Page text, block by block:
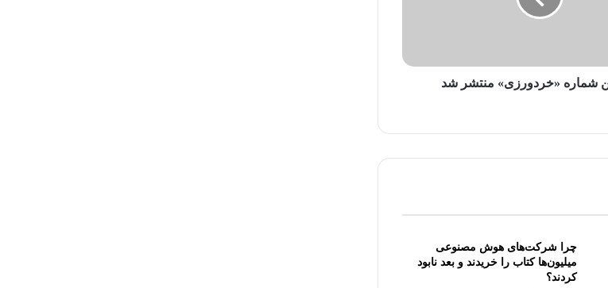
شماره «خردورزی» منتشر شد
چرا شرکت‌های هوش مصنوعی
میلیون‌ها کتاب را خریدند و بعد نابود
کردند؟